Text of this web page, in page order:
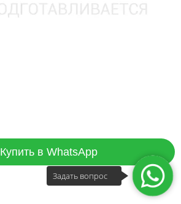
Купить в WhatsApp
Задать вопрос